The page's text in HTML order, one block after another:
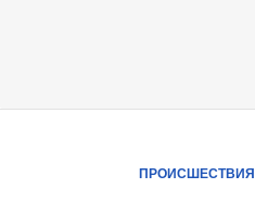
ПРОИСШЕСТВИЯ